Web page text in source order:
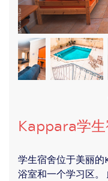
Kappara学
学生宿舍位于美丽的
浴室和一个学习区